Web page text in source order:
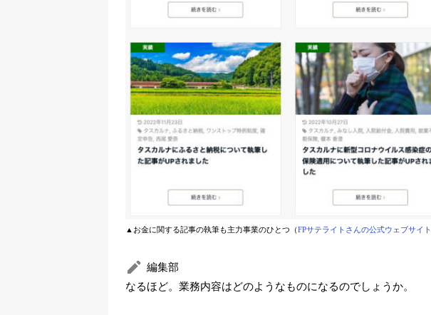
▲お金に関する記事の執筆も主力事業のひとつ（FPサテライトさんの公式ウェブサイト
編集部
なるほど。業務内容はどのようなものになるのでしょうか。